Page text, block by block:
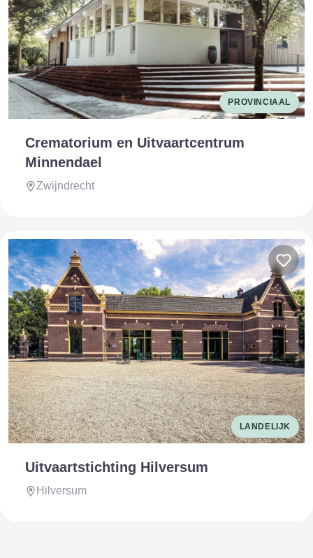
PROVINCIAAL
Crematorium en Uitvaartcentrum
Minnendael
Zwijndrecht
LANDELIJK
Uitvaartstichting Hilversum
Hilversum